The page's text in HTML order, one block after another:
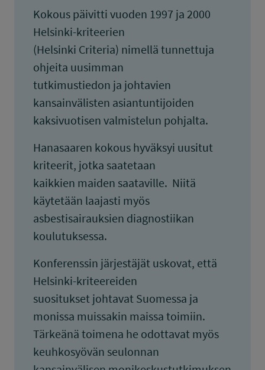
Kokous päivitti vuoden 1997 ja 2000
Helsinki-kriteerien
(Helsinki Criteria) nimellä tunnettuja
ohjeita uusimman
tutkimustiedon ja johtavien
kansainvälisten asiantuntijoiden
kaksivuotisen valmistelun pohjalta.
Hanasaaren kokous hyväksyi uusitut
kriteerit, jotka saatetaan
kaikkien maiden saataville. Niitä
käytetään laajasti myös
asbestisairauksien diagnostiikan
koulutuksessa.
Konferenssin järjestäjät uskovat, että
Helsinki-kriteereiden
suositukset johtavat Suomessa ja
monissa muissakin maissa toimiin.
Tärkeänä toimena he odottavat myös
keuhkosyövän seulonnan